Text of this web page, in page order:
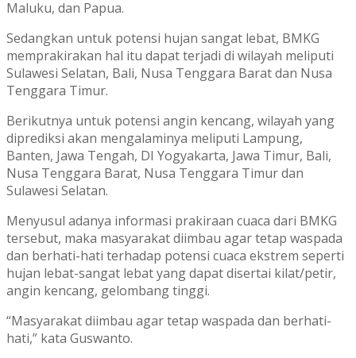
Maluku, dan Papua.
Sedangkan untuk potensi hujan sangat lebat, BMKG
memprakirakan hal itu dapat terjadi di wilayah meliputi
Sulawesi Selatan, Bali, Nusa Tenggara Barat dan Nusa
Tenggara Timur.
Berikutnya untuk potensi angin kencang, wilayah yang
diprediksi akan mengalaminya meliputi Lampung,
Banten, Jawa Tengah, DI Yogyakarta, Jawa Timur, Bali,
Nusa Tenggara Barat, Nusa Tenggara Timur dan
Sulawesi Selatan.
Menyusul adanya informasi prakiraan cuaca dari BMKG
tersebut, maka masyarakat diimbau agar tetap waspada
dan berhati-hati terhadap potensi cuaca ekstrem seperti
hujan lebat-sangat lebat yang dapat disertai kilat/petir,
angin kencang, gelombang tinggi.
“Masyarakat diimbau agar tetap waspada dan berhati-
hati,” kata Guswanto.